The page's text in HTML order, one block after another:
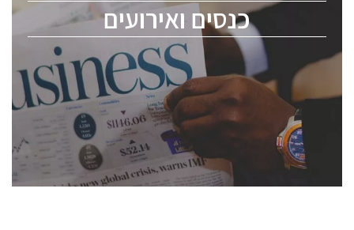
כנסים ואירועים
ChipEx2026 will be held on May 12-13, 2026. The
conference is intended for everyone involved in the
semiconductor industry, including engineers,
professional experts, and senior executives.
לחץ לפרטים